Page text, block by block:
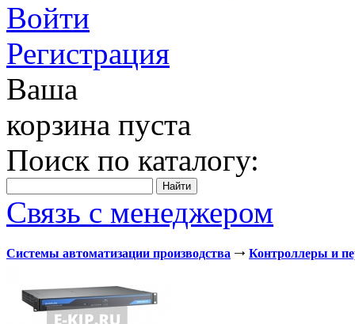
Войти
Регистрация
Ваша
корзина пуста
Поиск по каталогу:
Связь с менеджером
Системы автоматизации производства Контроллеры и